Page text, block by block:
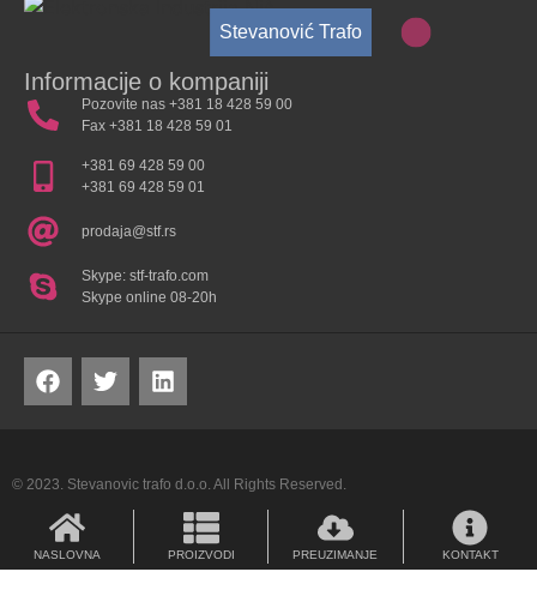
Stevanović Trafo
Informacije o kompaniji
Pozovite nas +381 18 428 59 00
Fax +381 18 428 59 01
+381 69 428 59 00
+381 69 428 59 01
prodaja@stf.rs
Skype: stf-trafo.com
Skype online 08-20h
© 2023. Stevanovic trafo d.o.o. All Rights Reserved.
NASLOVNA PROIZVODI PREUZIMANJE KONTAKT